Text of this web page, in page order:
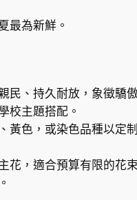
最為新鮮。
民、持久耐放，象徵驕
校主題搭配。
黃色，或染色品種以定
花，適合預算有限的花